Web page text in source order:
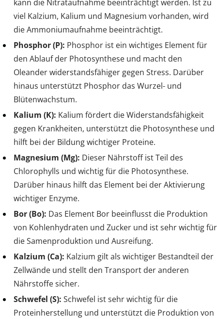
kann die Nitrataufnahme beeinträchtigt werden. Ist zu
viel Kalzium, Kalium und Magnesium vorhanden, wird
die Ammoniumaufnahme beeinträchtigt.
Phosphor (P): Phosphor ist ein wichtiges Element für
den Ablauf der Photosynthese und macht den
Oleander widerstandsfähiger gegen Stress. Darüber
hinaus unterstützt Phosphor das Wurzel- und
Blütenwachstum.
Kalium (K): Kalium fördert die Widerstandsfähigkeit
gegen Krankheiten, unterstützt die Photosynthese und
hilft bei der Bildung wichtiger Proteine.
Magnesium (Mg): Dieser Nährstoff ist Teil des
Chlorophylls und wichtig für die Photosynthese.
Darüber hinaus hilft das Element bei der Aktivierung
wichtiger Enzyme.
Bor (Bo): Das Element Bor beeinflusst die Produktion
von Kohlenhydraten und Zucker und ist sehr wichtig für
die Samenproduktion und Ausreifung.
Kalzium (Ca): Kalzium gilt als wichtiger Bestandteil der
Zellwände und stellt den Transport der anderen
Nährstoffe sicher.
Schwefel (S): Schwefel ist sehr wichtig für die
Proteinherstellung und unterstützt die Produktion von